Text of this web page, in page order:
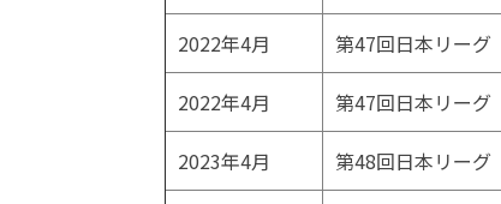
2022年4月 第47回日本リーグ
2022年4月 第47回日本リーグ
2023年4月 第48回日本リーグ